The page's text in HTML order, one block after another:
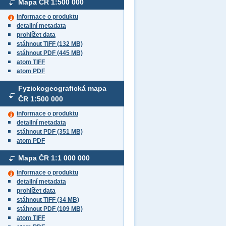
Mapa ČR 1:500 000
informace o produktu
detailní metadata
prohlížet data
stáhnout TIFF (132 MB)
stáhnout PDF (445 MB)
atom TIFF
atom PDF
Fyzickogeografická mapa
ČR 1:500 000
informace o produktu
detailní metadata
stáhnout PDF (351 MB)
atom PDF
Mapa ČR 1:1 000 000
informace o produktu
detailní metadata
prohlížet data
stáhnout TIFF (34 MB)
stáhnout PDF (109 MB)
atom TIFF